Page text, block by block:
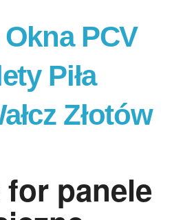
Okna PCV
Piła
Złotów
panele